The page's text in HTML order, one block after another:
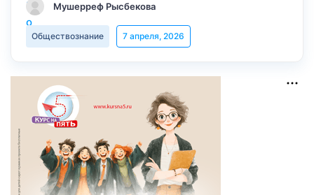
Мушерреф Рысбекова
Обществознание 7 апреля, 2026